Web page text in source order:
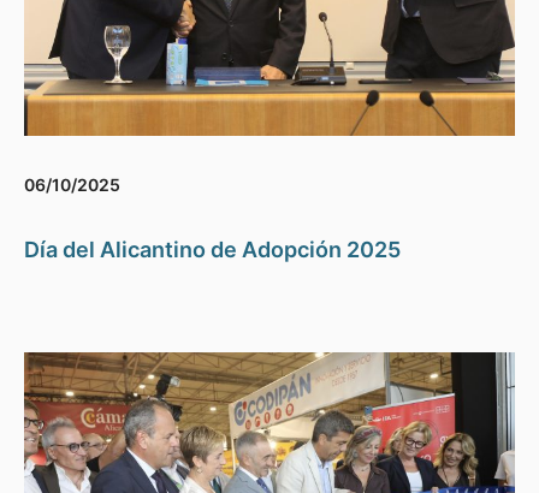
06/10/2025
Día del Alicantino de Adopción 2025